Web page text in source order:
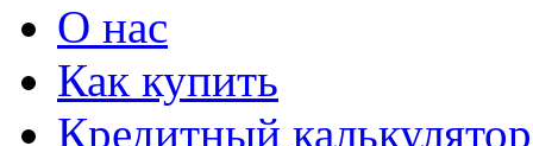
О нас
Как купить
Кредитный калькулятор